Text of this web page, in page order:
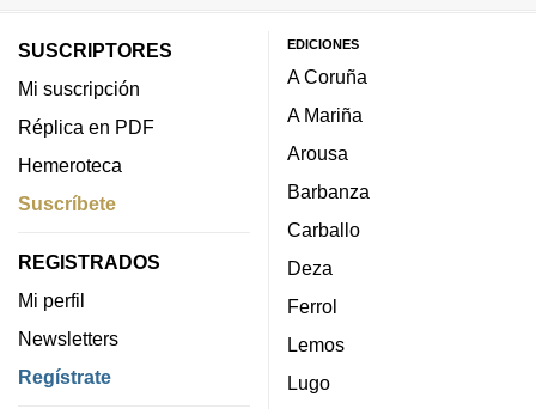
SUSCRIPTORES
Mi suscripción
Réplica en PDF
Hemeroteca
Suscríbete
REGISTRADOS
Mi perfil
Newsletters
Regístrate
EDICIONES
A Coruña
A Mariña
Arousa
Barbanza
Carballo
Deza
Ferrol
Lemos
Lugo